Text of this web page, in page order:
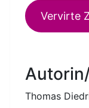
Vervirte
Thomas